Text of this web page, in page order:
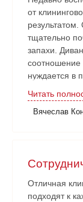
от
тщательно
запахи.
соотношение
нуждается в
Читать
Вячеслав
Отличная
подходят к